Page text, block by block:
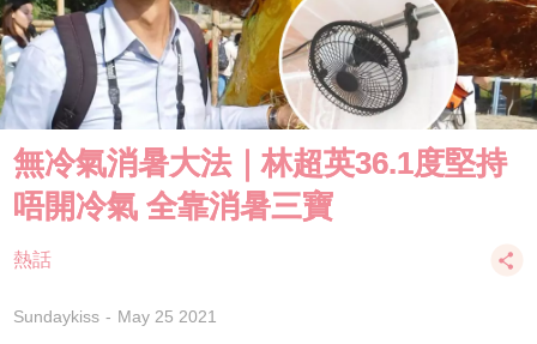
無冷氣消暑大法｜林超英36.1度堅持
唔開冷氣 全靠消暑三寶
熱話
Sundaykiss May 25 2021